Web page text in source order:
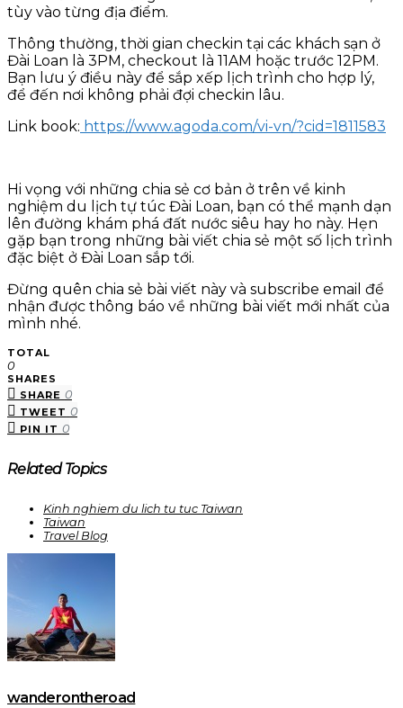
tùy vào từng địa điểm.
Thông thường, thời gian checkin tại các khách sạn ở
Đài Loan là 3PM, checkout là 11AM hoặc trước 12PM.
Bạn lưu ý điều này để sắp xếp lịch trình cho hợp lý,
để đến nơi không phải đợi checkin lâu.
Link book: https://www.agoda.com/vi-vn/?cid=1811583
Hi vọng với những chia sẻ cơ bản ở trên về kinh
nghiệm du lịch tự túc Đài Loan, bạn có thể mạnh dạn
lên đường khám phá đất nước siêu hay ho này. Hẹn
gặp bạn trong những bài viết chia sẻ một số lịch trình
đặc biệt ở Đài Loan sắp tới.
Đừng quên chia sẻ bài viết này và subscribe email để
nhận được thông báo về những bài viết mới nhất của
mình nhé.
TOTAL
0
SHARES
SHARE 0
TWEET 0
PIN IT 0
Related Topics
Kinh nghiem du lich tu tuc Taiwan
Taiwan
Travel Blog
wanderontheroad